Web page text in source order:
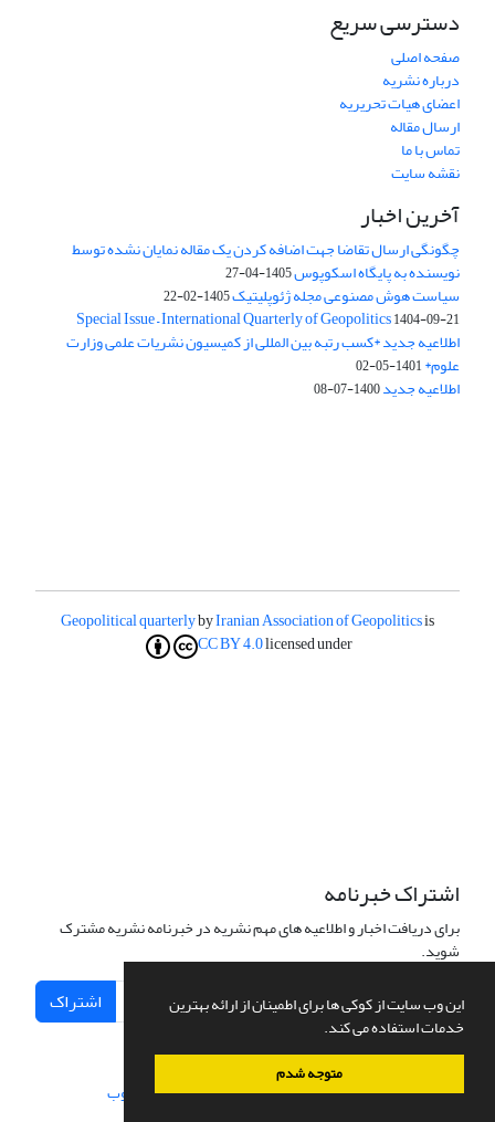
این وب سایت از کوکی ها برای اطمینان از ارائه بهترین
خدمات استفاده می کند.
متوجه شدم
دسترسی سریع
صفحه اصلی
درباره نشریه
اعضای هیات تحریریه
ارسال مقاله
تماس با ما
نقشه سایت
آخرین اخبار
چگونگی ارسال تقاضا جهت اضافه کردن یک مقاله نمایان نشده توسط
نویسنده به پایگاه اسکوپوس1405-04-27
سیاست هوش مصنوعی مجله ژئوپلیتیک1405-02-22
Special Issue – International Quarterly of Geopolitics1404-09-21
اطلاعیه جدید *کسب رتبه بین المللی از کمیسیون نشریات علمی وزارت
علوم*1401-05-02
اطلاعیه جدید1400-07-08
Geopolitical quarterlybyIranian Association of Geopoliticsis
licensed under
CC BY 4.0
اشتراک خبرنامه
برای دریافت اخبار و اطلاعیه های مهم نشریه در خبرنامه نشریه مشترک
شوید.
اشتراک
سامانه مدیریت نشریات علمی.طراحی و پیاده سازی از سیناوب